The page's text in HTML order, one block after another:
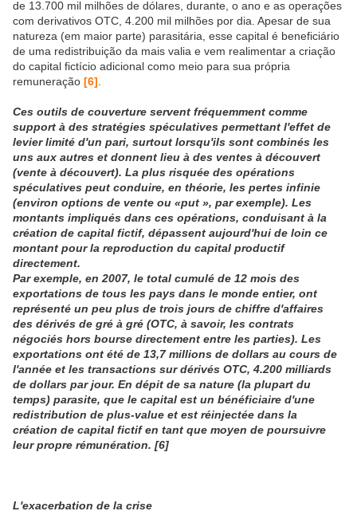
de 13.700 mil milhões de dólares, durante, o ano e as operações
com derivativos OTC, 4.200 mil milhões por dia. Apesar de sua
natureza (em maior parte) parasitária, esse capital é beneficiário
de uma redistribuição da mais valia e vem realimentar a criação
do capital fictício adicional como meio para sua própria
remuneração [6]
Ces outils de couverture servent fréquemment comme
support à des stratégies spéculatives permettant l'effet de
levier limité d'un pari, surtout lorsqu'ils sont combinés les
uns aux autres et donnent lieu à des ventes à découvert
(vente à découvert). La plus risquée des opérations
spéculatives peut conduire, en théorie, les pertes infinie
(environ options de vente ou «put », par exemple). Les
montants impliqués dans ces opérations, conduisant à la
création de capital fictif, dépassent aujourd'hui de loin ce
montant pour la reproduction du capital productif
directement.
Par exemple, en 2007, le total cumulé de 12 mois des
exportations de tous les pays dans le monde entier, ont
représenté un peu plus de trois jours de chiffre d'affaires
des dérivés de gré à gré (OTC, à savoir, les contrats
négociés hors bourse directement entre les parties). Les
exportations ont été de 13,7 millions de dollars au cours de
l'année et les transactions sur dérivés OTC, 4.200 milliards
de dollars par jour. En dépit de sa nature (la plupart du
temps) parasite, que le capital est un bénéficiaire d'une
redistribution de plus-value et est réinjectée dans la
création de capital fictif en tant que moyen de poursuivre
leur propre rémunération. [6]
L'exacerbation de la crise